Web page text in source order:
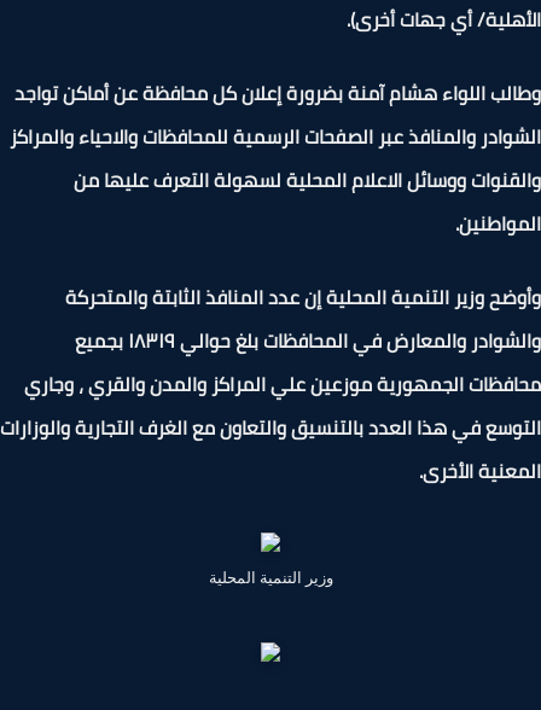
أي جهات أخرى).
اللواء هشام آمنة بضرورة إعلان كل محافظة عن أماكن تواجد
والمنافذ عبر الصفحات الرسمية للمحافظات والاحياء والمراكز
ووسائل الاعلام المحلية لسهولة التعرف عليها من
وزير التنمية المحلية إن عدد المنافذ الثابتة والمتحركة
والشوادر والمعارض في المحافظات بلغ حوالي ١٨٣١٩ بجميع
الجمهورية موزعين علي المراكز والمدن والقري ، وجاري
في هذا العدد بالتنسيق والتعاون مع الغرف التجارية والوزارات
الأخرى.
وزير التنمية المحلية